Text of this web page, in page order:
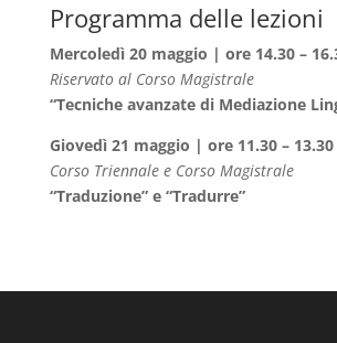
Programma delle lezioni
Mercoledì 20 maggio | ore 14.30 –
Riservato al Corso Magistrale
“Tecniche avanzate di Mediazione
Giovedì 21 maggio | ore 11.30 – 13.30
Corso Triennale e Corso Magistrale
“Traduzione” e “Tradurre”